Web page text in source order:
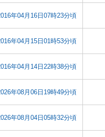
年04月16日07時23分頃
年04月15日01時53分頃
年04月14日22時38分頃
年08月06日19時49分頃
年08月04日05時32分頃